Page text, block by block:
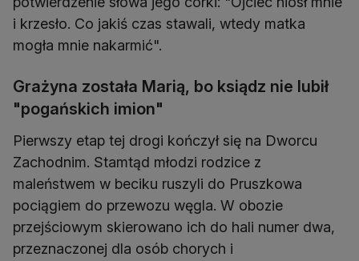
i krzesło. Co jakiś czas stawali, wtedy matka
mogła mnie nakarmić".
Grażyna została Marią, bo ksiądz nie lubił
"pogańskich imion"
Pierwszy etap tej drogi kończył się na Dworcu
Zachodnim. Stamtąd młodzi rodzice z
maleństwem w beciku ruszyli do Pruszkowa
pociągiem do przewozu węgla. W obozie
przejściowym skierowano ich do hali numer dwa,
przeznaczonej dla osób chorych i